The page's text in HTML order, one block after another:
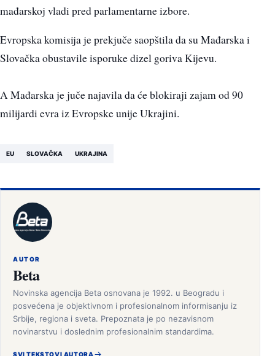
mađarskoj vladi pred parlamentarne izbore.
Evropska komisija je prekjuče saopštila da su Mađarska i
Slovačka obustavile isporuke dizel goriva Kijevu.
A Mađarska je juče najavila da će blokiraji zajam od 90
milijardi evra iz Evropske unije Ukrajini.
EU SLOVAČKA UKRAJINA
AUTOR
Beta
Novinska agencija Beta osnovana je 1992. u Beogradu i
posvećena je objektivnom i profesionalnom informisanju iz
Srbije, regiona i sveta. Prepoznata je po nezavisnom
novinarstvu i doslednim profesionalnim standardima.
SVI TEKSTOVI AUTORA